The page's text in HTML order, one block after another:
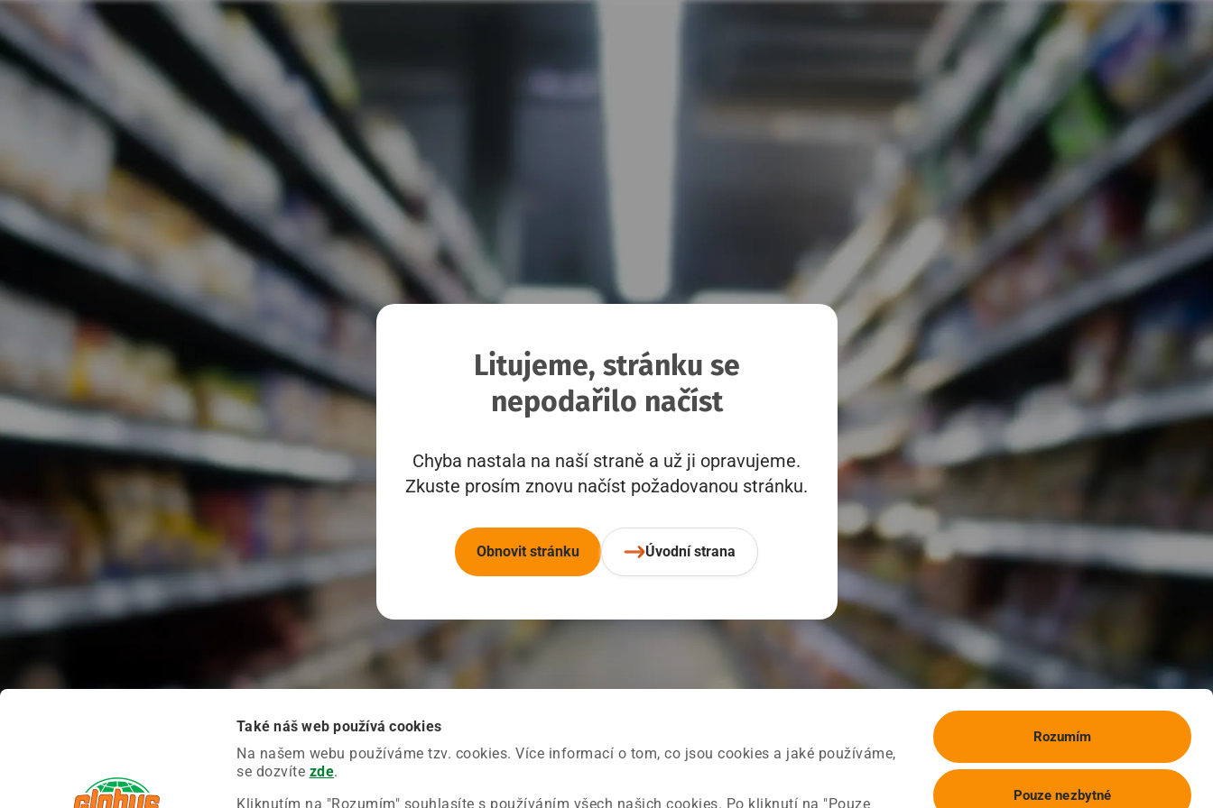
Také náš web používá cookies
Na našem webu používáme tzv. cookies. Více informací o tom, co jsou cookies a jaké používáme,
se dozvíte zde.
Kliknutím na "Rozumím" souhlasíte s používáním všech našich cookies. Po kliknutí na "Pouze
Rozumím
Pouze nezbytné
Litujeme, stránku se
nepodařilo načíst
Chyba nastala na naší straně a už ji opravujeme.
Zkuste prosím znovu načíst požadovanou stránku.
Obnovit stránku Úvodní strana